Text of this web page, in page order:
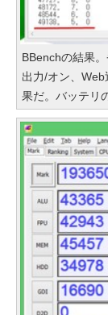
BBenchの結果
出力/オン、
果だ。バッテリ